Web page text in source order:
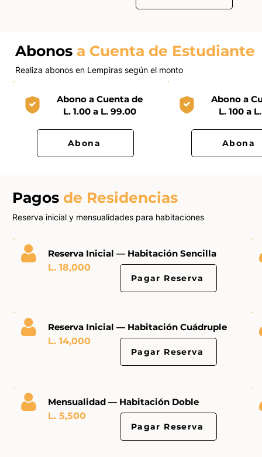
Abonos a Cuenta de Estudiante
Realiza abonos en Lempiras según el monto
Abono a Cuenta de
L. 1.00 a L. 99.00
Abona
Abono a
L. 100 a
Abona
Pagos de Residencias
Reserva inicial y mensualidades para habitaciones
Reserva Inicial — Habitación Sencilla
L. 18,000
Pagar Reserva
Reserva Inicial — Habitación Cuádruple
L. 14,000
Pagar Reserva
Mensualidad — Habitación Doble
L. 5,500
Pagar Reserva